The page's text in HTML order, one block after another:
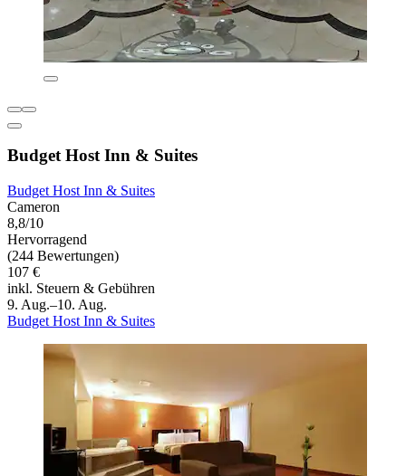
Budget Host Inn & Suites
Budget Host Inn & Suites
Cameron
8,8/10
Hervorragend
(244 Bewertungen)
107 €
inkl. Steuern & Gebühren
9. Aug.–10. Aug.
Budget Host Inn & Suites